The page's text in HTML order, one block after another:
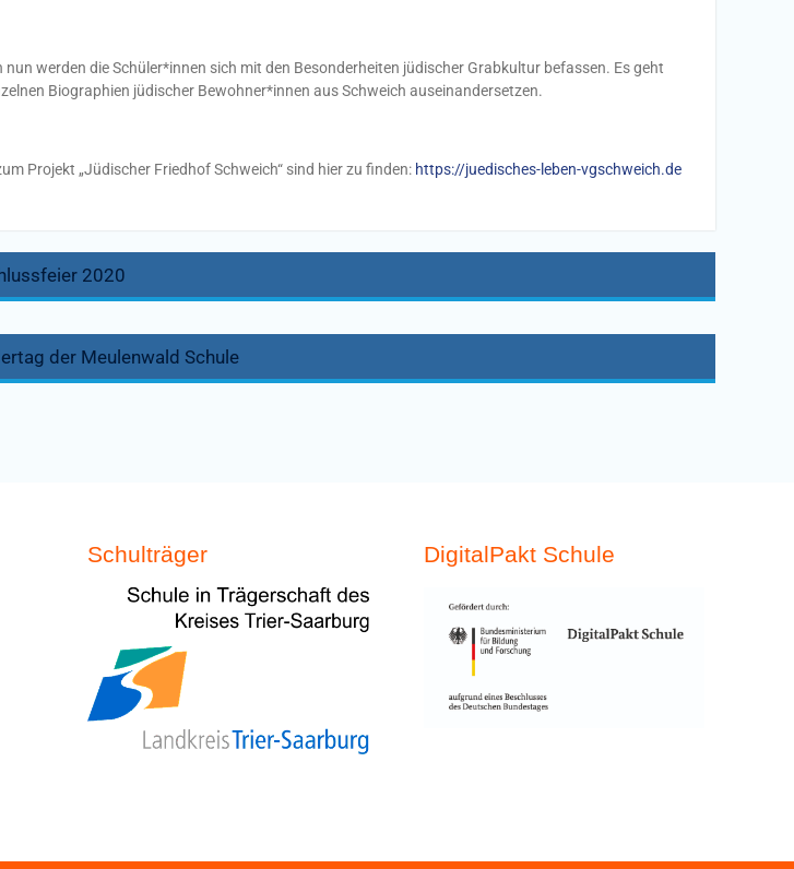
nun werden die Schüler*innen sich mit den Besonderheiten jüdischer Grabkultur befassen. Es geht
Biographien jüdischer Bewohner*innen aus Schweich auseinandersetzen.
Projekt „Jüdischer Friedhof Schweich“ sind hier zu finden: https://juedisches-leben-vgschweich.de
2020
der Meulenwald Schule
Schulträger DigitalPakt Schule